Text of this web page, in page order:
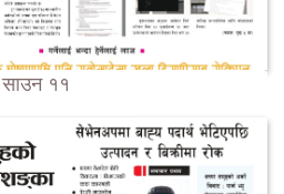
साउन ११